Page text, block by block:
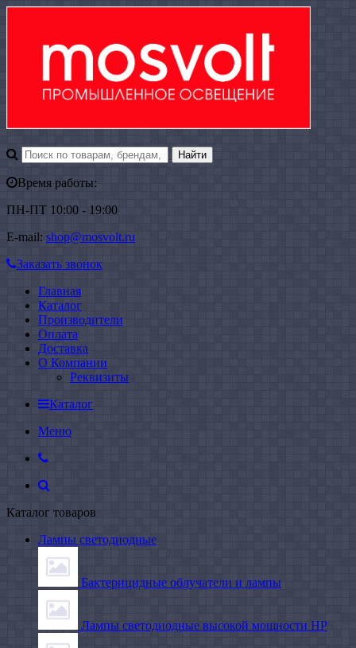
Время работы:
ПН-ПТ 10:00 - 19:00
E-mail: shop@mosvolt.ru
Заказать звонок
Главная
Каталог
Производители
Оплата
Доставка
О Компании
Реквизиты
Каталог
Меню
Каталог товаров
Лампы светодиодные
Бактерицидные облучатели и лампы
Лампы светодиодные высокой мощности HP